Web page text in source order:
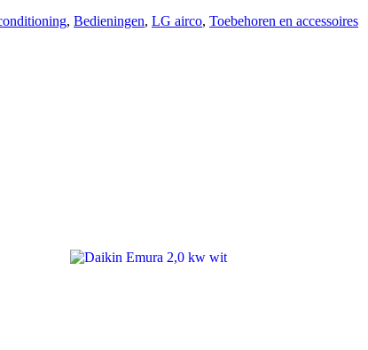
, Bedieningen, LG airco, Toebehoren en accessoires